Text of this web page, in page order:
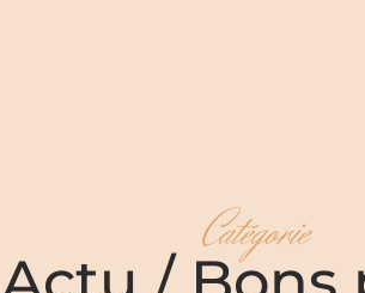
Catégorie